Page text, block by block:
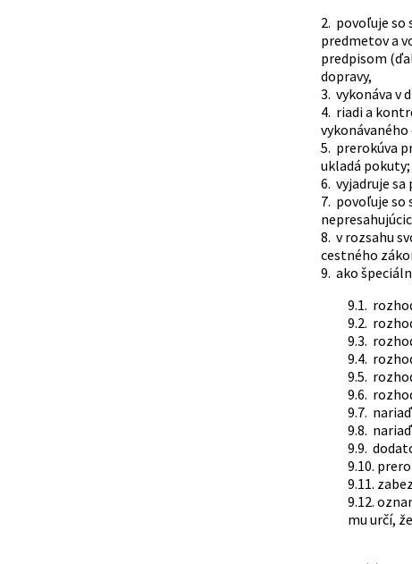
2. povoľuje so
predmetov a
predpisom
dopravy,
3. vykonáva v
4. riadi a
5. prerokúva
ukladá
6. vyjadruje
7. povoľuje so
8. v rozsahu
cestného
9. ako
9.1.
9.2.
9.3.
9.4.
9.5.
9.6.
9.7.
9.8.
9.9.
9.10.
9.11.
9.12.
mu určí,